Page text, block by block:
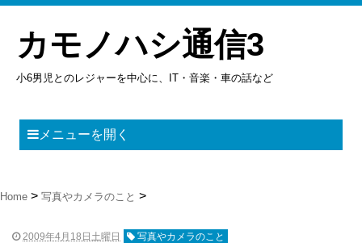
カモノハシ通信3
小6男児とのレジャーを中心に、IT・音楽・車の話など
メニューを開く
Home 写真やカメラのこと
2009年4月18日土曜日 写真やカメラのこと